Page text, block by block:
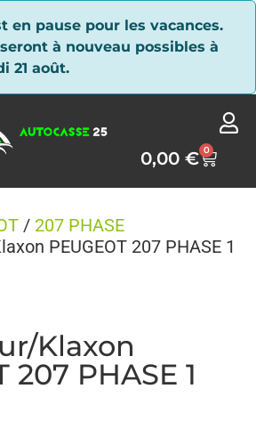
en pause pour les vacances.
à nouveau possibles à
21 août.
0,00€ 0
/ 207 PHASE
PEUGEOT 207 PHASE 1
Klaxon
207 PHASE 1
des cookies